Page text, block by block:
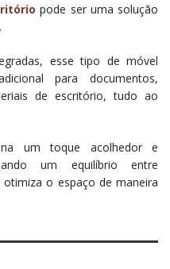
pode ser uma solução
esse tipo de móvel
para documentos,
de escritório, tudo ao
um toque acolhedor e
um equilíbrio entre
o espaço de maneira